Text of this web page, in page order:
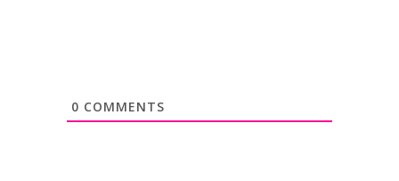
0 COMMENTS